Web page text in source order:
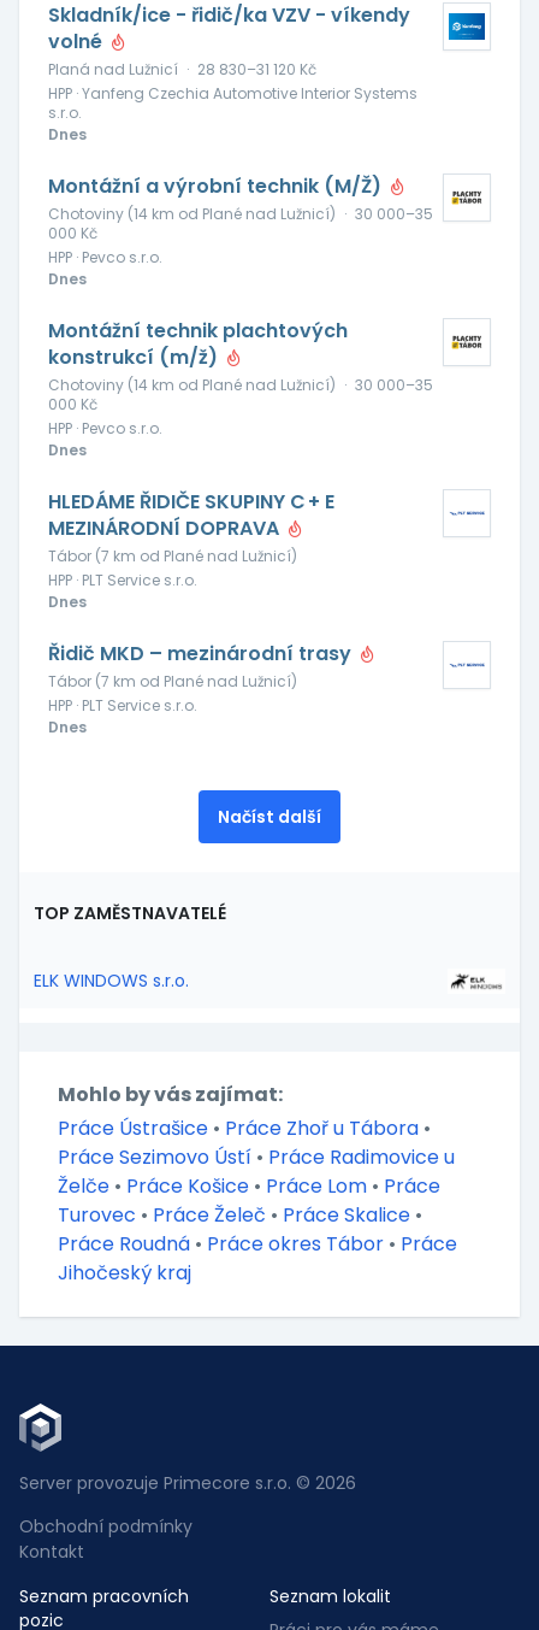
Skladník/ice - řidič/ka VZV - víkendy
volné
Planá nad Lužnicí · 28 830–31 120 Kč
HPP · Yanfeng Czechia Automotive Interior Systems
s.r.o.
Dnes
Montážní a výrobní technik (M/Ž)
Chotoviny (14 km od Plané nad Lužnicí) · 30 000–35
000 Kč
HPP · Pevco s.r.o.
Dnes
Montážní technik plachtových
konstrukcí (m/ž)
Chotoviny (14 km od Plané nad Lužnicí) · 30 000–35
000 Kč
HPP · Pevco s.r.o.
Dnes
HLEDÁME ŘIDIČE SKUPINY C + E
MEZINÁRODNÍ DOPRAVA
Tábor (7 km od Plané nad Lužnicí)
HPP · PLT Service s.r.o.
Dnes
Řidič MKD – mezinárodní trasy
Tábor (7 km od Plané nad Lužnicí)
HPP · PLT Service s.r.o.
Dnes
Načíst další
TOP ZAMĚSTNAVATELÉ
ELK WINDOWS s.r.o.
Mohlo by vás zajímat:
Práce Ústrašice • Práce Zhoř u Tábora •
Práce Sezimovo Ústí • Práce Radimovice u
Želče • Práce Košice • Práce Lom • Práce
Turovec • Práce Želeč • Práce Skalice •
Práce Roudná • Práce okres Tábor • Práce
Jihočeský kraj
Server provozuje Primecore s.r.o. © 2026
Obchodní podmínky
Kontakt
Seznam pracovních
pozic
Seznam lokalit